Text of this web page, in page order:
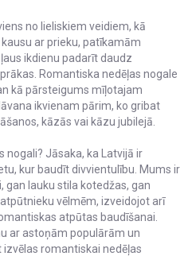
no lieliskiem veidiem, kā
ar prieku, patīkamām
ikdienu padarīt daudz
Romantiska nedēļas nogale
kā pārsteigums mīļotajam
ikvienam pārim, ko gribat
kāzās vai kāzu jubilejā.
nogali? Jāsaka, ka Latvijā ir
kur baudīt divvientulību. Mums ir
gan lauku stila kotedžas, gan
vēlmēm, izveidojot arī
atpūtas baudīšanai.
ar astoņām populārām un
romantiskai nedēļas